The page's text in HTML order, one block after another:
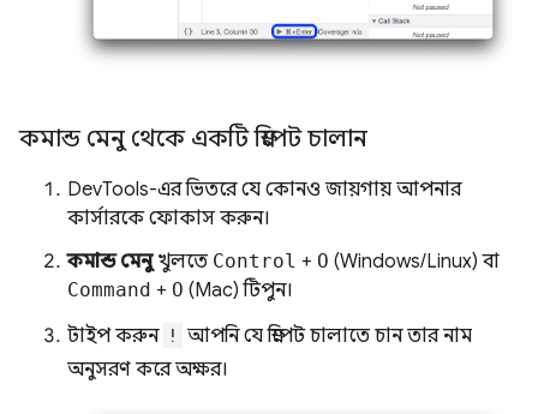
কমান্ড মেনু থেকে একটি স্নিপেট চালান
DevTools-এর ভিতরে যে কোনও জায়গায় আপনার
কার্সারকে ফোকাস করুন।
কমান্ড মেনুখুলতে Control + O (Windows/Linux) বা
Command + O (Mac) টিপুন।
টাইপ করুন ! আপনি যে স্নিপেট চালাতে চান তার নাম
অনুসরণ করে অক্ষর।